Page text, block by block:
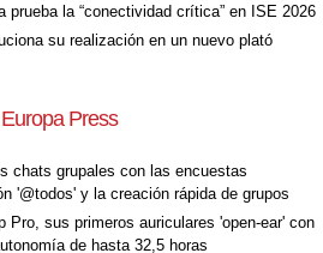
prueba la “conectividad crítica” en ISE 2026
su realización en un nuevo plató
Press
chats grupales con las encuestas
'@todos' y la creación rápida de grupos
Pro, sus primeros auriculares 'open-ear' con
de hasta 32,5 horas